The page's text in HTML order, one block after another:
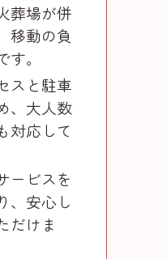
葬場が併
移動の負
。
スと駐車
、大人数
対応して
ービスを
、安心し
だけま